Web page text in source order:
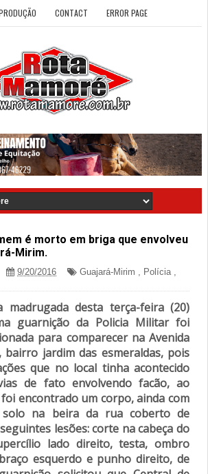
CONTACT ERROR PAGE
é morto em briga que envolveu
Mirim.
9/20/2016 Guajará-Mirim , Polícia,
madrugada desta terça-feira (20)
guarnição da Policia Militar foi
para comparecer na Avenida
bairro jardim das esmeraldas, pois
que no local tinha acontecido
de fato envolvendo facão, ao
encontrado um corpo, ainda com
solo na beira da rua coberto de
lesões: corte na cabeça do
lado direito, testa, ombro
esquerdo e punho direito, de